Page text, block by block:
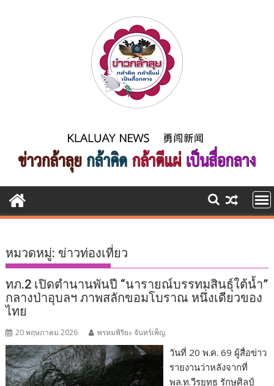
หมวดหมู่: ข่าวท่องเที่ยว
ทภ.2 เปิดตำนานพันปี “นารายณ์บรรทมสินธุ์ใต้น้ำ”
กลางป่าอุบลฯ ภาพสลักขอมโบราณ หนึ่งเดียวของ
ไทย
20 พฤษภาคม 2026 พรหมพิริยะ จันทร์เพ็ญ
วันที่ 20 พ.ค. 69 ผู้สื่อข่าว
รายงานว่าหลังจากที่
พล.ท.วีรยุทธ รักษศิลป์